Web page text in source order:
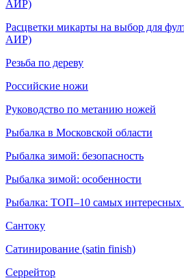
АИР)
Расцветки микарты на выбор для
АИР)
Резьба по дереву
Российские ножи
Руководство по метанию ножей
Рыбалка в Московской области
Рыбалка зимой: безопасность
Рыбалка зимой: особенности
Рыбалка: ТОП–10 самых интересных
Сантоку
Сатинирование (satin finish)
Серрейтор